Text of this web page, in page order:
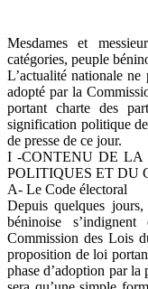
Mesdames et
catégories, peuple
L’actualité nationale
adopté par la
portant charte des
signification politique
de presse de ce jour.
I -CONTENU DE LA
POLITIQUES ET DU
A- Le Code électoral
Depuis quelques
béninoise
Commission des Lois
proposition de loi
phase d’adoption par la